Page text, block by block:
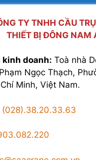
TY TNHH CẦU
THIẾT BỊ ĐÔNG NAM
kinh doanh: Toà nhà
Ngọc Thạch,
Minh, Việt Nam.
(028).38.20.33.63